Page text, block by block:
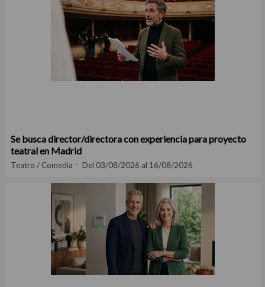
Se busca director/directora con experiencia para proyecto
teatral en Madrid
Teatro / Comedia Del 03/08/2026 al 16/08/2026